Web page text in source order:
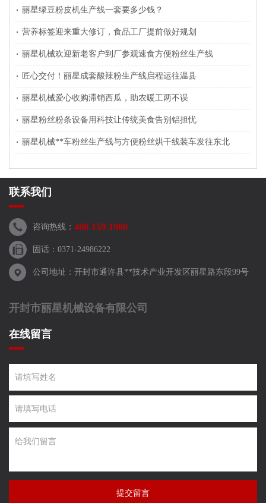
丽星绿豆粉皮机生产线一套要多少钱？
营养标签迎来重大修订，食品工厂提前做好规划
丽星机械欢迎新老客户到厂参观速食方便粉丝生产线
匠心交付！丽星成套酸辣粉生产线启程运往温县
丽星机械爱心收购滞销西瓜，助农暖工两不误
丽星粉丝粉条设备用科技让传统美食告别铝担忧
丽星机械**车粉丝生产线与方便粉丝烘干线装车发往东北
联系我们
咨询热线： 400-159-1980
固话：0371-24986222
公司地址：开封市通许县**技术产业开发区丽星路东段99号
开封市丽星机械设备有限公司
在线留言
提交留言